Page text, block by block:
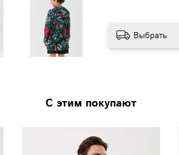
Выбрать
С этим покупают